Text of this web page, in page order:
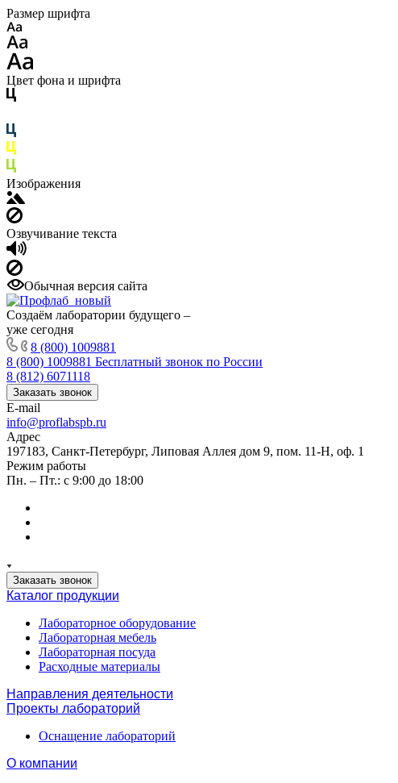
Размер шрифта
Цвет фона и шрифта
Изображения
Озвучивание текста
Обычная версия сайта
Создаём лаборатории будущего –
уже сегодня
8 (800) 1009881
8 (800) 1009881 Бесплатный звонок по России
8 (812) 6071118
Заказать звонок
E-mail
info@proflabspb.ru
Адрес
197183, Санкт-Петербург, Липовая Аллея дом 9, пом. 11-Н, оф. 1
Режим работы
Пн. – Пт.: с 9:00 до 18:00
Заказать звонок
Каталог продукции
Лабораторное оборудование
Лабораторная мебель
Лабораторная посуда
Расходные материалы
Направления деятельности
Проекты лабораторий
Оснащение лабораторий
О компании